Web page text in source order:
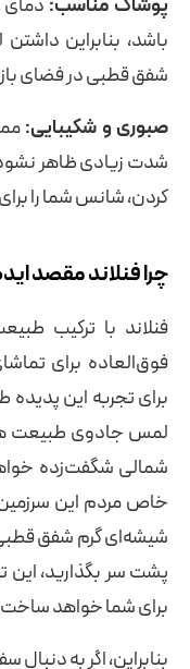
پوشاک مناسب: دمای
باشد، بنابراین
شفق قطبی در فضای
صبوری و شکیبایی:
شدت زیادی ظاهر
کردن، شانس شما را
چرا فنلاند مقصد
فنلاند با ترکیب
فوق‌العاده برای
برای تجربه این
لمس جادوی طبیعت
شمالی شگفت‌زده
خاص مردم این
شیشه‌ای گرم شفق قطبی
پشت سر بگذارید، این
برای شما خواهد
بنابراین، اگر به